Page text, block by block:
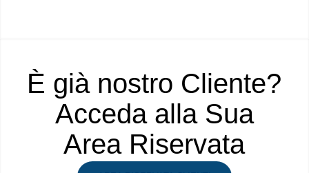
È già nostro Cliente?
Acceda alla Sua
Area Riservata